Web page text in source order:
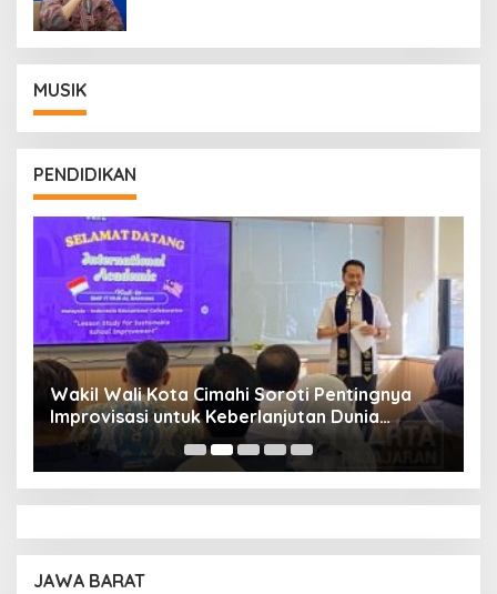
MUSIK
PENDIDIKAN
Wakil Wali Kota Cimahi Soroti Pentingnya
Improvisasi untuk Keberlanjutan Dunia
Pendidikan
JAWA BARAT